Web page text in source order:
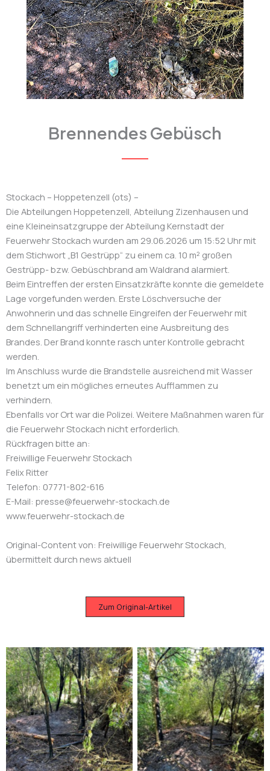
Brennendes Gebüsch
Stockach – Hoppetenzell (ots) –
Die Abteilungen Hoppetenzell, Abteilung Zizenhausen und
eine Kleineinsatzgruppe der Abteilung Kernstadt der
Feuerwehr Stockach wurden am 29.06.2026 um 15:52 Uhr mit
dem Stichwort „B1 Gestrüpp“ zu einem ca. 10 m² großen
Gestrüpp- bzw. Gebüschbrand am Waldrand alarmiert.
Beim Eintreffen der ersten Einsatzkräfte konnte die gemeldete
Lage vorgefunden werden. Erste Löschversuche der
Anwohnerin und das schnelle Eingreifen der Feuerwehr mit
dem Schnellangriff verhinderten eine Ausbreitung des
Brandes. Der Brand konnte rasch unter Kontrolle gebracht
werden.
Im Anschluss wurde die Brandstelle ausreichend mit Wasser
benetzt um ein mögliches erneutes Aufflammen zu
verhindern.
Ebenfalls vor Ort war die Polizei. Weitere Maßnahmen waren für
die Feuerwehr Stockach nicht erforderlich.
Rückfragen bitte an:
Freiwillige Feuerwehr Stockach
Felix Ritter
Telefon: 07771-802-616
E-Mail: presse@feuerwehr-stockach.de
www.feuerwehr-stockach.de
Original-Content von: Freiwillige Feuerwehr Stockach,
übermittelt durch news aktuell
Zum Original-Artikel
Bild: Feuerwehr Stockach Bild: Feuerwehr Stockach